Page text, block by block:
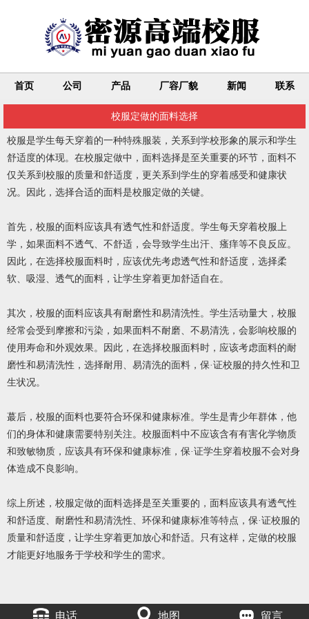
首页 公司 产品 厂容厂貌 新闻 联系
校服定做的面料选择
校服是学生每天穿着的一种特殊服装，关系到学校形象的展示和学生
舒适度的体现。在校服定做中，面料选择是至关重要的环节，面料不
仅关系到校服的质量和舒适度，更关系到学生的穿着感受和健康状
况。因此，选择合适的面料是校服定做的关键。
首先，校服的面料应该具有透气性和舒适度。学生每天穿着校服上
学，如果面料不透气、不舒适，会导致学生出汗、瘙痒等不良反应。
因此，在选择校服面料时，应该优先考虑透气性和舒适度，选择柔
软、吸湿、透气的面料，让学生穿着更加舒适自在。
其次，校服的面料应该具有耐磨性和易清洗性。学生活动量大，校服
经常会受到摩擦和污染，如果面料不耐磨、不易清洗，会影响校服的
使用寿命和外观效果。因此，在选择校服面料时，应该考虑面料的耐
磨性和易清洗性，选择耐用、易清洗的面料，保·证校服的持久性和卫
生状况。
蕞后，校服的面料也要符合环保和健康标准。学生是青少年群体，他
们的身体和健康需要特别关注。校服面料中不应该含有有害化学物质
和致敏物质，应该具有环保和健康标准，保·证学生穿着校服不会对身
体造成不良影响。
综上所述，校服定做的面料选择是至关重要的，面料应该具有透气性
和舒适度、耐磨性和易清洗性、环保和健康标准等特点，保·证校服的
质量和舒适度，让学生穿着更加放心和舒适。只有这样，定做的校服
才能更好地服务于学校和学生的需求。
电话 地图 留言